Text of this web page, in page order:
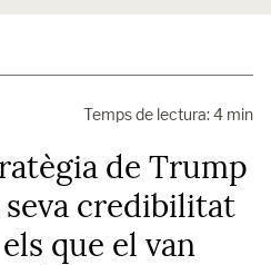
Temps de lectura: 4 min
de Trump
credibilitat
que el van